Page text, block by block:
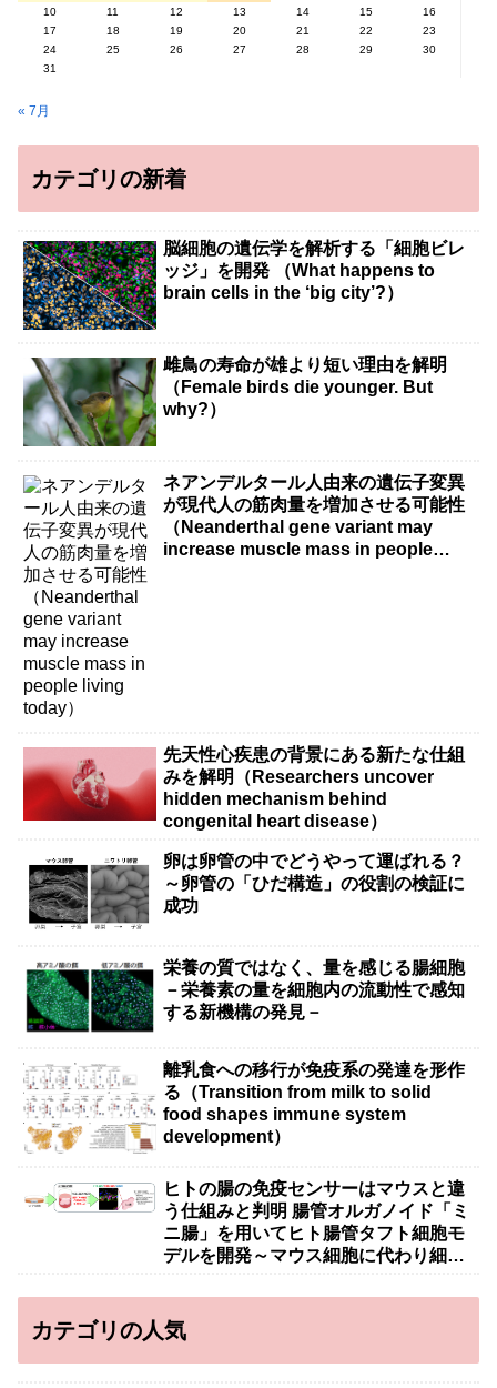
10
11 12 13 14 15
16
17
18 19 20 21 22
23
24
25 26 27 28 29
30
31
« 7月
カテゴリの新着
脳細胞の遺伝学を解析する「細胞ビレ
ッジ」を開発 （What happens to
brain cells in the ‘big city’?）
雌鳥の寿命が雄より短い理由を解明
（Female birds die younger. But
why?）
ネアンデルタール人由来の遺伝子変異
が現代人の筋肉量を増加させる可能性
（Neanderthal gene variant may
increase muscle mass in people
先天性心疾患の背景にある新たな仕組
みを解明（Researchers uncover
hidden mechanism behind
congenital heart disease）
卵は卵管の中でどうやって運ばれる？
～卵管の「ひだ構造」の役割の検証に
成功
栄養の質ではなく、量を感じる腸細胞
－栄養素の量を細胞内の流動性で感知
する新機構の発見－
離乳食への移行が免疫系の発達を形作
る（Transition from milk to solid
food shapes immune system
development）
ヒトの腸の免疫センサーはマウスと違
う仕組みと判明 腸管オルガノイド「ミ
ニ腸」を用いてヒト腸管タフト細胞モ
デルを開発～マウス細胞に代わり細胞
カテゴリの人気